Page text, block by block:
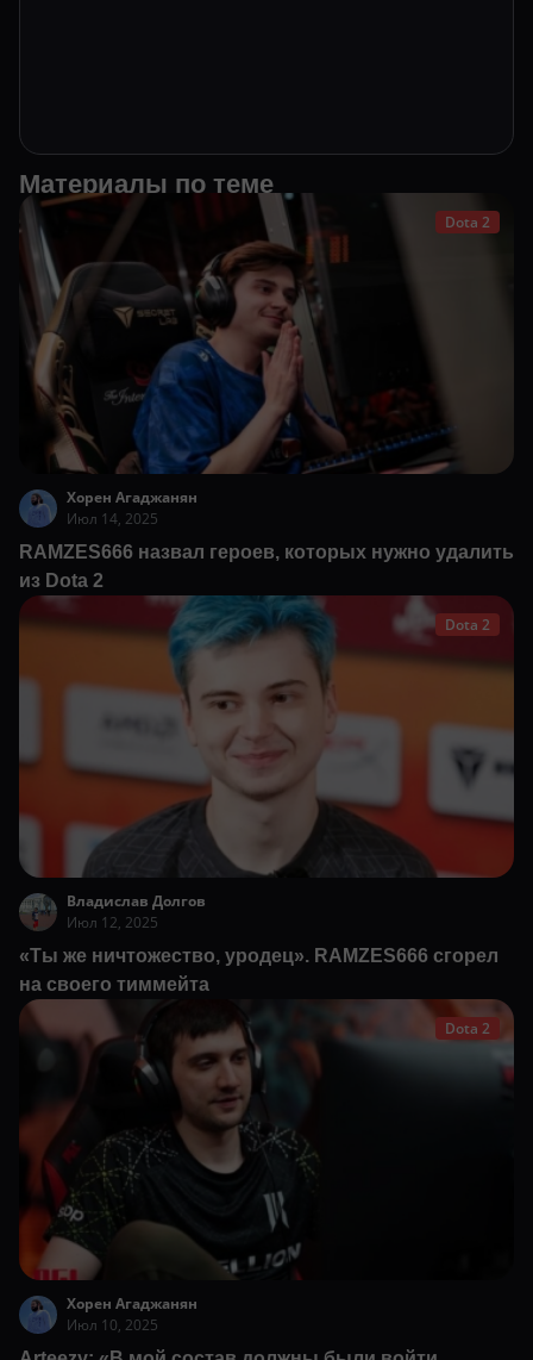
Материалы по теме
Dota 2
Хорен Агаджанян
Июл 14, 2025
RAMZES666 назвал героев, которых нужно удалить
из Dota 2
Dota 2
Владислав Долгов
Июл 12, 2025
«Ты же ничтожество, уродец». RAMZES666 сгорел
на своего тиммейта
Dota 2
Хорен Агаджанян
Июл 10, 2025